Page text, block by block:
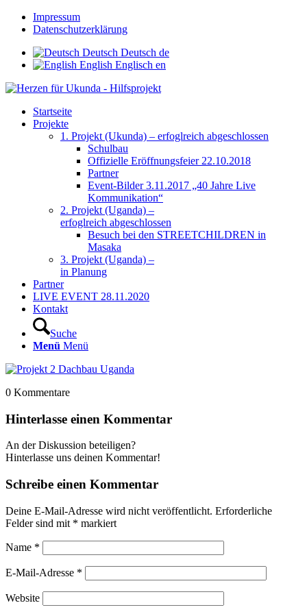
Impressum
Datenschutzerklärung
Deutsch Deutsch de
English Englisch en
Startseite
Projekte
1. Projekt (Ukunda) – erfoglreich abgeschlossen
Schulbau
Offizielle Eröffnungsfeier 22.10.2018
Partner
Event-Bilder 3.11.2017 „40 Jahre Live
Kommunikation“
2. Projekt (Uganda) –
erfoglreich abgeschlossen
Besuch bei den STREETCHILDREN in
Masaka
3. Projekt (Uganda) –
in Planung
Partner
LIVE EVENT 28.11.2020
Kontakt
Suche
Menü Menü
0 Kommentare
Hinterlasse einen Kommentar
An der Diskussion beteiligen?
Hinterlasse uns deinen Kommentar!
Schreibe einen Kommentar
Deine E-Mail-Adresse wird nicht veröffentlicht. Erforderliche
Felder sind mit * markiert
Name *
E-Mail-Adresse *
Website